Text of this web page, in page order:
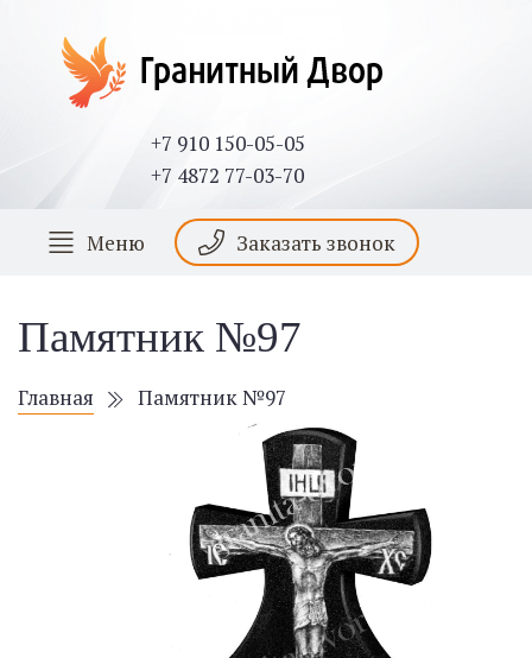
+7 910 150-05-05
+7 4872 77-03-70
Меню Заказать звонок
Памятник №97
Главная Памятник №97